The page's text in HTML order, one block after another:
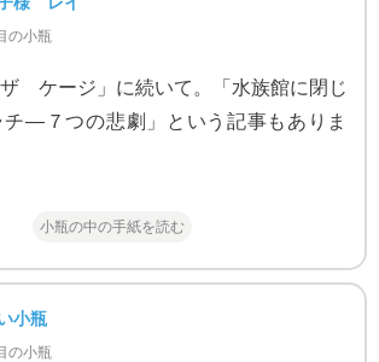
の小瓶
ケージ」に続いて。「水族館に閉じ
チ―７つの悲劇」という記事もありま
小瓶の中の手紙を読む
小瓶
の小瓶